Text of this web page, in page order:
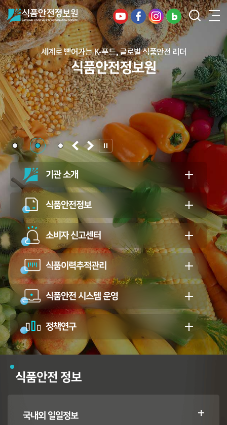
건강하고 안전한 식생활, 일상의 행복을
든든하게 지키는 식품안전 지킴이
식품안전정보원
세계로 뻗어가는 K-푸드, 글로벌 식품안전 리더
식품안전정보원
기관 소개
식품안전정보
소비자 신고센터
식품이력추적관리
식품안전 시스템 운영
정책연구
식품안전 정보
국내외 일일정보